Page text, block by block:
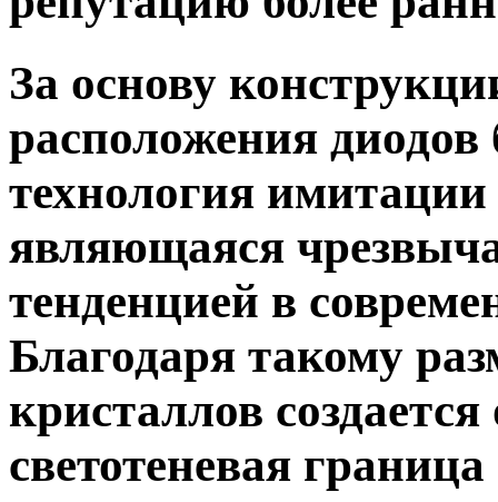
За основу
расположения диодов
технология
являющаяся
тенденцией в
Благодаря такому
кристаллов
светотеневая